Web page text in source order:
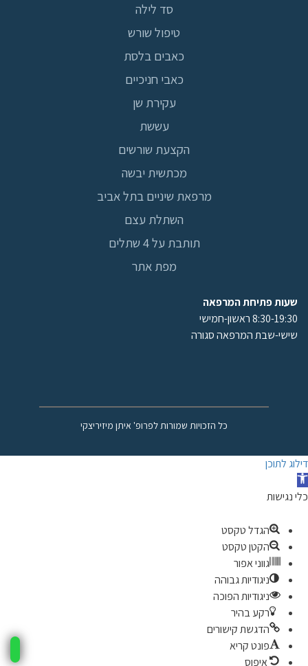
סד לילה
טיפול שורש
כאבים בלסת
כאבי חניכיים
עקירת שן
עששת
הקצעת שורשים
מכתשית יבשה
מרפאת שיניים בתל אביב
השתלת עצם
תותבת על 4 שתלים
מפת אתר
שעות פתיחת המרפאה
8:30-19:30 ראשון-חמישי
שישי-שבת המרפאה סגורה
כל הזכויות שמורות לפרופ' איתן מיזיריצקי
דילוג לתוכן
פתח
סרגל
כלי נגישות
הגדל טקסט
הקטן טקסט
גווני אפור
ניגודיות גבוהה
ניגודיות הפוכה
רקע בהיר
הדגשת קישורים
פונט קריא
איפוס